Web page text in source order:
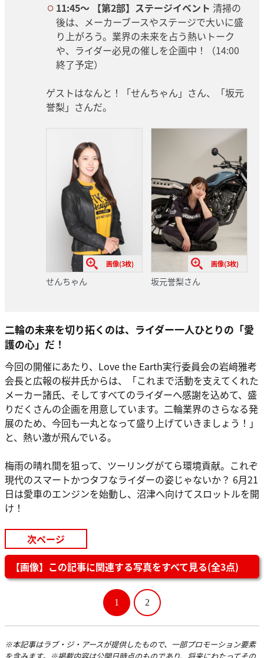
11:45〜 【第2部】ステージイベント 清掃の
後は、メーカーブースやステージで大いに盛
り上がろう。業界の未来を占う熱いトーク
や、ライダー必見の催しを企画中！（14:00
終了予定）
ゲストはなんと！「せんちゃん」さん、「坂元
誉梨」さんだ。
画像(3枚)
せんちゃん
画像(3枚)
坂元誉梨さん
二輪の未来を切り拓くのは、ライダー一人ひとりの「愛
護の心」だ！
今回の開催にあたり、Love the Earth実行委員会の岩﨑雅考
会長と広報の桜井氏からは、「これまで活動を支えてくれた
メーカー諸氏、そしてすべてのライダーへ感謝を込めて、盛
りだくさんの企画を用意しています。二輪業界のさらなる発
展のため、今回も一丸となって盛り上げていきましょう！」
と、熱い激が飛んでいる。
梅雨の晴れ間を狙って、ツーリングがてら環境貢献。これぞ
現代のスマートかつタフなライダーの姿じゃないか？ 6月21
日は愛車のエンジンを始動し、沼津へ向けてスロットルを開
け！
次ページ
【画像】この記事に関連する写真をすべて見る(全3点)
1 2
※本記事はラブ・ジ・アースが提供したもので、一部プロモーション要素